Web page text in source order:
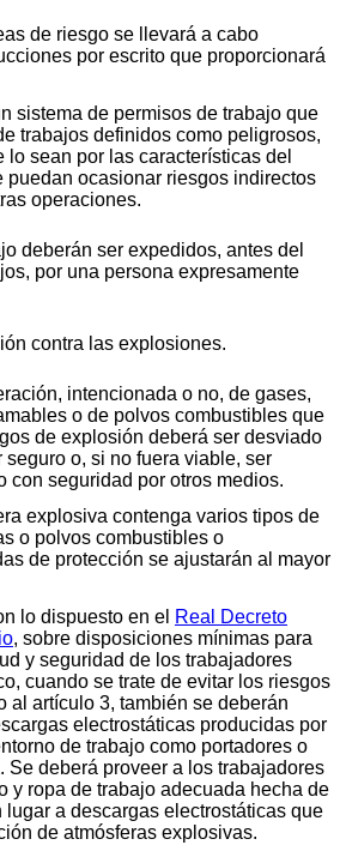
de riesgo se llevará a cabo
por escrito que proporcionará
sistema de permisos de trabajo que
trabajos definidos como peligrosos,
sean por las características del
puedan ocasionar riesgos indirectos
operaciones.
deberán ser expedidos, antes del
por una persona expresamente
contra las explosiones.
intencionada o no, de gases,
o de polvos combustibles que
de explosión deberá ser desviado
o, si no fuera viable, ser
con seguridad por otros medios.
explosiva contenga varios tipos de
o polvos combustibles o
de protección se ajustarán al mayor
lo dispuesto en el Real Decreto
, sobre disposiciones mínimas para
y seguridad de los trabajadores
cuando se trate de evitar los riesgos
al artículo 3, también se deberán
electrostáticas producidas por
de trabajo como portadores o
Se deberá proveer a los trabajadores
y ropa de trabajo adecuada hecha de
lugar a descargas electrostáticas que
de atmósferas explosivas.